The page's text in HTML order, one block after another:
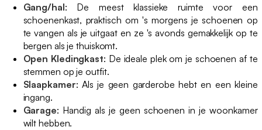
Gang/hal: De meest klassieke ruimte voor een
schoenenkast, praktisch om 's morgens je schoenen op
te vangen als je uitgaat en ze 's avonds gemakkelijk op te
bergen als je thuiskomt.
Open Kledingkast: De ideale plek om je schoenen af te
stemmen op je outfit.
Slaapkamer: Als je geen garderobe hebt en een kleine
ingang.
Garage: Handig als je geen schoenen in je woonkamer
wilt hebben.